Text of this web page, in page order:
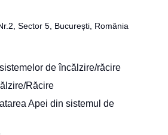
Sector 5, București, România
de încălzire/răcire
Răcire
Apei din sistemul de